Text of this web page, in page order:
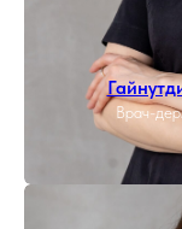
Врач-